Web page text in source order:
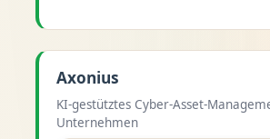
Axonius
KI-gestütztes Cyber-Asset-
Unternehmen